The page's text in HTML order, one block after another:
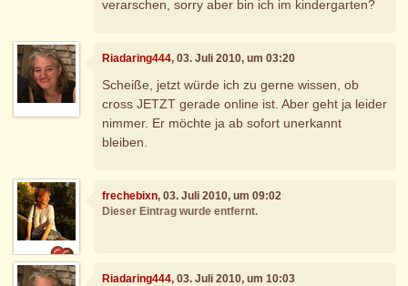
verarschen, sorry aber bin ich im kindergarten?
Riadaring444, 03. Juli 2010, um 03:20
Scheiße, jetzt würde ich zu gerne wissen, ob
cross JETZT gerade online ist. Aber geht ja leider
nimmer. Er möchte ja ab sofort unerkannt
bleiben.
frechebixn, 03. Juli 2010, um 09:02
Dieser Eintrag wurde entfernt.
Riadaring444, 03. Juli 2010, um 10:03